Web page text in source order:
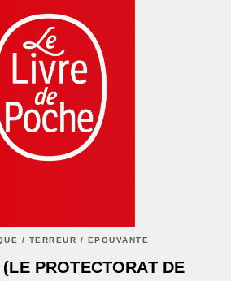
/ TERREUR / EPOUVANTE
PROTECTORAT DE